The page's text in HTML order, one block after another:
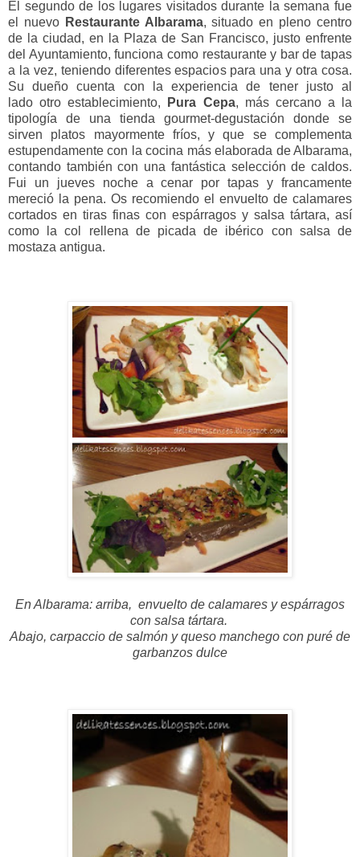
El segundo de los lugares visitados durante la semana fue
el nuevo Restaurante Albarama, situado en pleno centro
de la ciudad, en la Plaza de San Francisco, justo enfrente
del Ayuntamiento, funciona como restaurante y bar de tapas
a la vez, teniendo diferentes espacios para una y otra cosa.
Su dueño cuenta con la experiencia de tener justo al
lado otro establecimiento,
Pura Cepa, más cercano a la
tipología de una tienda gourmet-degustación donde se
sirven platos mayormente fríos, y que se complementa
estupendamente con la cocina más elaborada de Albarama,
contando también con una fantástica selección de caldos.
Fui un jueves noche a cenar por tapas y francamente
mereció la pena. Os recomiendo el envuelto de calamares
cortados en tiras finas con espárragos y salsa tártara, así
como la col rellena de picada de ibérico con salsa de
mostaza antigua.
En Albarama: arriba, envuelto de calamares y espárragos
con salsa tártara.
Abajo, carpaccio de salmón y queso manchego con puré de
garbanzos dulce